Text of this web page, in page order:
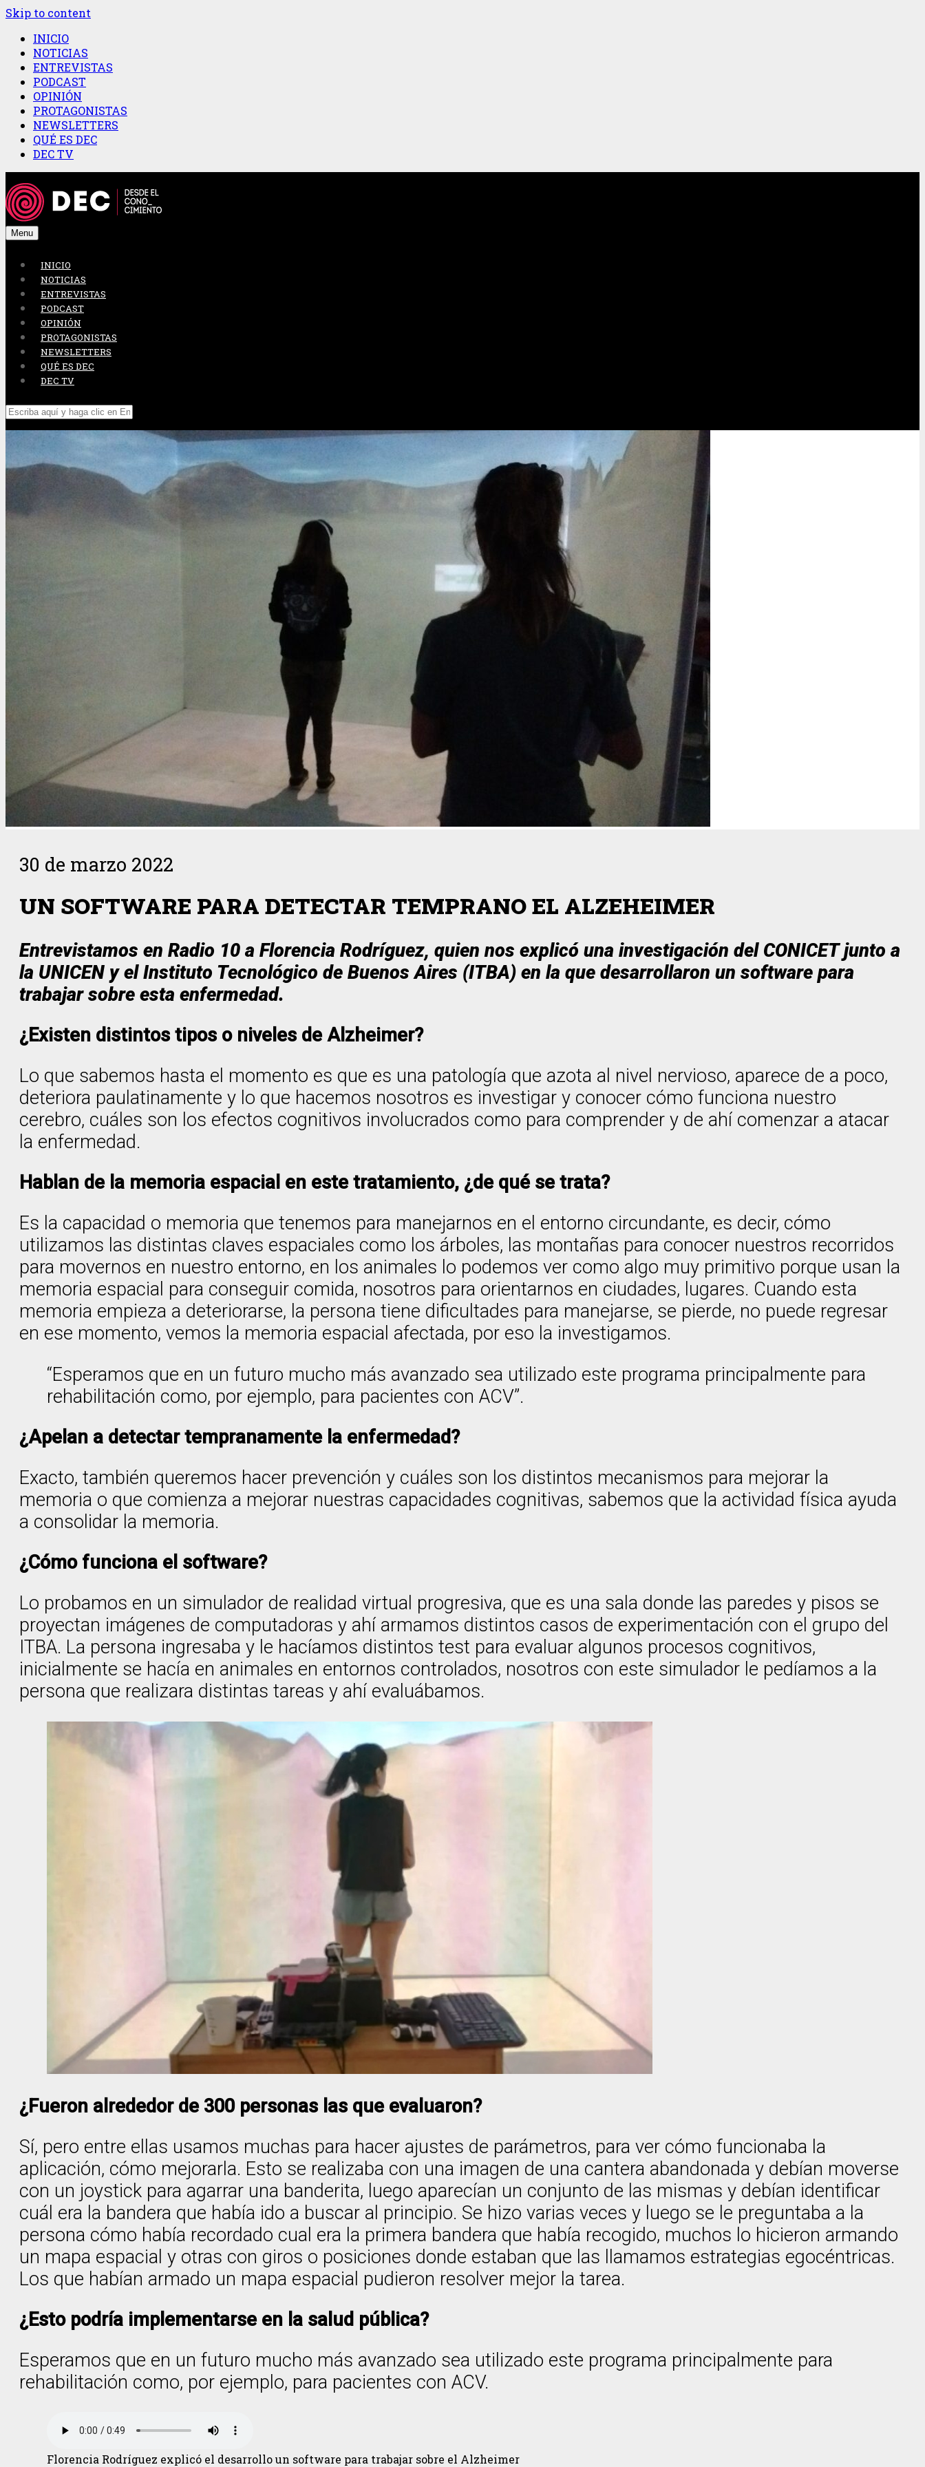
Skip to content
INICIO
NOTICIAS
ENTREVISTAS
PODCAST
OPINIÓN
PROTAGONISTAS
NEWSLETTERS
QUÉ ES DEC
DEC TV
Menu
INICIO
NOTICIAS
ENTREVISTAS
PODCAST
OPINIÓN
PROTAGONISTAS
NEWSLETTERS
QUÉ ES DEC
DEC TV
30 de marzo 2022
UN SOFTWARE PARA DETECTAR TEMPRANO EL ALZEHEIMER
Entrevistamos en Radio 10 a Florencia Rodríguez, quien nos explicó una investigación del CONICET junto a
la UNICEN y el Instituto Tecnológico de Buenos Aires (ITBA) en la que desarrollaron un software para
trabajar sobre esta enfermedad.
¿Existen distintos tipos o niveles de Alzheimer?
Lo que sabemos hasta el momento es que es una patología que azota al nivel nervioso, aparece de a poco,
deteriora paulatinamente y lo que hacemos nosotros es investigar y conocer cómo funciona nuestro
cerebro, cuáles son los efectos cognitivos involucrados como para comprender y de ahí comenzar a atacar
la enfermedad.
Hablan de la memoria espacial en este tratamiento, ¿de qué se trata?
Es la capacidad o memoria que tenemos para manejarnos en el entorno circundante, es decir, cómo
utilizamos las distintas claves espaciales como los árboles, las montañas para conocer nuestros recorridos
para movernos en nuestro entorno, en los animales lo podemos ver como algo muy primitivo porque usan la
memoria espacial para conseguir comida, nosotros para orientarnos en ciudades, lugares. Cuando esta
memoria empieza a deteriorarse, la persona tiene dificultades para manejarse, se pierde, no puede regresar
en ese momento, vemos la memoria espacial afectada, por eso la investigamos.
“Esperamos que en un futuro mucho más avanzado sea utilizado este programa principalmente para
rehabilitación como, por ejemplo, para pacientes con ACV”.
¿Apelan a detectar tempranamente la enfermedad?
Exacto, también queremos hacer prevención y cuáles son los distintos mecanismos para mejorar la
memoria o que comienza a mejorar nuestras capacidades cognitivas, sabemos que la actividad física ayuda
a consolidar la memoria.
¿Cómo funciona el software?
Lo probamos en un simulador de realidad virtual progresiva, que es una sala donde las paredes y pisos se
proyectan imágenes de computadoras y ahí armamos distintos casos de experimentación con el grupo del
ITBA. La persona ingresaba y le hacíamos distintos test para evaluar algunos procesos cognitivos,
inicialmente se hacía en animales en entornos controlados, nosotros con este simulador le pedíamos a la
persona que realizara distintas tareas y ahí evaluábamos.
¿Fueron alrededor de 300 personas las que evaluaron?
Sí, pero entre ellas usamos muchas para hacer ajustes de parámetros, para ver cómo funcionaba la
aplicación, cómo mejorarla. Esto se realizaba con una imagen de una cantera abandonada y debían moverse
con un joystick para agarrar una banderita, luego aparecían un conjunto de las mismas y debían identificar
cuál era la bandera que había ido a buscar al principio. Se hizo varias veces y luego se le preguntaba a la
persona cómo había recordado cual era la primera bandera que había recogido, muchos lo hicieron armando
un mapa espacial y otras con giros o posiciones donde estaban que las llamamos estrategias egocéntricas.
Los que habían armado un mapa espacial pudieron resolver mejor la tarea.
¿Esto podría implementarse en la salud pública?
Esperamos que en un futuro mucho más avanzado sea utilizado este programa principalmente para
rehabilitación como, por ejemplo, para pacientes con ACV.
Florencia Rodríguez explicó el desarrollo un software para trabajar sobre el Alzheimer